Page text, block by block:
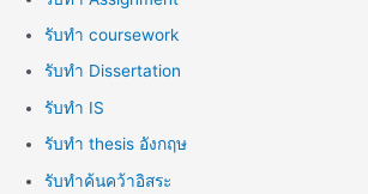
รับทำ coursework
รับทำ Dissertation
รับทำ IS
รับทำ thesis อังกฤษ
รับทำค้นคว้าอิสระ